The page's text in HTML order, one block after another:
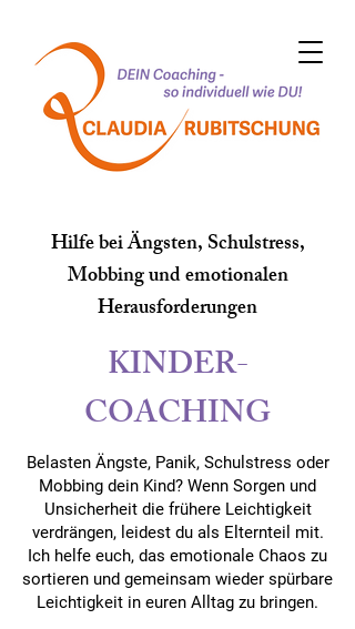
Hilfe bei Ängsten, Schulstress,
Mobbing und emotionalen
Herausforderungen
KINDER-
COACHING
Belasten Ängste, Panik, Schulstress oder
Mobbing dein Kind? Wenn Sorgen und
Unsicherheit die frühere Leichtigkeit
verdrängen, leidest du als Elternteil mit.
Ich helfe euch, das emotionale Chaos zu
sortieren und gemeinsam wieder spürbare
Leichtigkeit in euren Alltag zu bringen.